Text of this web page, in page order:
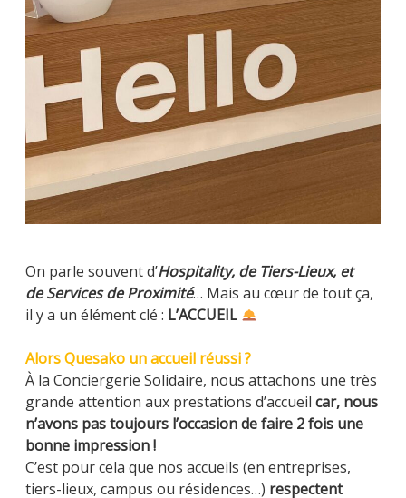
On parle souvent d’Hospitality, de Tiers-Lieux, et
de Services de Proximité… Mais au cœur de tout ça,
il y a un élément clé : L’ACCUEIL
Alors Quesako un accueil réussi ?
À la Conciergerie Solidaire, nous attachons une très
grande attention aux prestations d’accueil car, nous
n’avons pas toujours l’occasion de faire 2 fois une
bonne impression !
C’est pour cela que nos accueils (en entreprises,
tiers-lieux, campus ou résidences…) respectent